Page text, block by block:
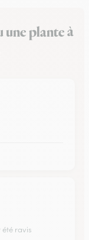
plante à
été ravis